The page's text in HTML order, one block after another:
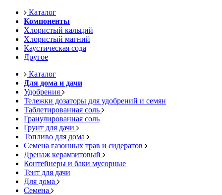
Каталог
Компоненты
Хлористый кальций
Хлористый магний
Каустическая сода
Другое
Каталог
Для дома и дачи
Удобрения
Тележки дозаторы для удобрений и семян
Таблетированная соль
Гранулированная соль
Грунт для дачи
Топливо для дома
Семена газонных трав и сидератов
Дренаж керамзитовый
Контейнеры и баки мусорные
Тент для дачи
Для дома
Семена